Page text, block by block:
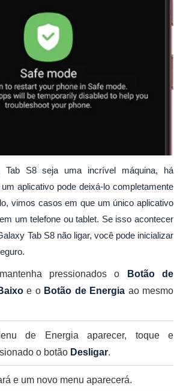
Tab S8 seja uma incrível máquina, há
aplicativo pode deixá-lo completamente
vimos casos em que um único aplicativo
um telefone ou tablet. Se isso acontecer
Tab S8 não ligar, você pode inicializar
pressionados o
Botão de
e o Botão de Energia ao mesmo
de Energia aparecer, toque e
o botão Desligar.
e um novo menu aparecerá.